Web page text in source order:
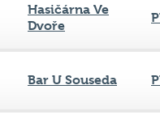
Hasičárna Ve
Dvoře
Bar U Souseda